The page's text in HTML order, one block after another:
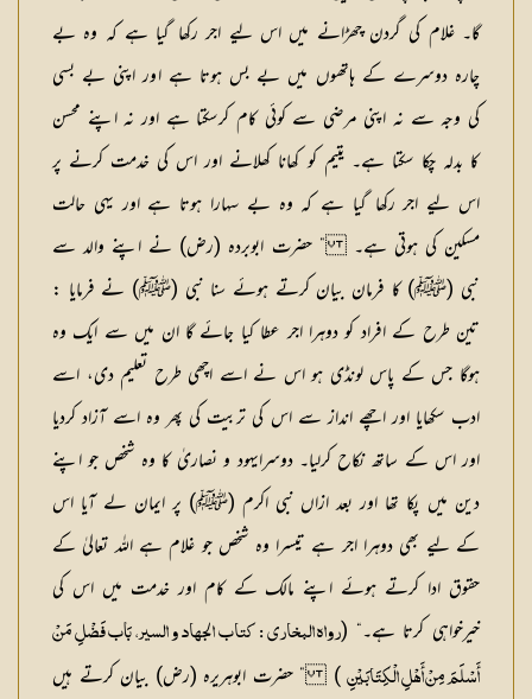
گا۔ غلام کی گردن چھڑانے میں اس لیے اجر رکھا گیا ہے کہ وہ بے
چارہ دوسرے کے ہاتھوں میں بے بس ہوتا ہے اور اپنی بے بسی
کی وجہ سے نہ اپنی مرضی سے کوئی کام کرسکتا ہے اور نہ اپنے محسن
کا بدلہ چکا سکتا ہے۔ یتیم کو کھانا کھلانے اور اس کی خدمت کرنے پر
اس لیے اجر رکھا گیا ہے کہ وہ بے سہارا ہوتا ہے اور یہی حالت
مسکین کی ہوتی ہے۔ ” حضرت ابوبردہ (رض) نے اپنے والد سے
نبی (ﷺ) کا فرمان بیان کرتے ہوئے سنا نبی (ﷺ) نے فرمایا :
تین طرح کے افراد کو دوہرا اجر عطا کیا جائے گا ان میں سے ایک وہ
ہوگا جس کے پاس لونڈی ہو اس نے اسے اچھی طرح تعلیم دی، اسے
ادب سکھایا اور اچھے انداز سے اس کی تربیت کی پھر وہ اسے آزاد کردیا
اور اس کے ساتھ نکاح کرلیا۔ دوسرایہود و نصاریٰ کا وہ شخص جو اپنے
دین میں پکا تھا اور بعد ازاں نبی اکرم (ﷺ) پر ایمان لے آیا اس
کے لیے بھی دوہرا اجر ہے تیسرا وہ شخص جو غلام ہے اللہ تعالیٰ کے
حقوق ادا کرتے ہوئے اپنے مالک کے کام اور خدمت میں اس کی
خیرخواہی کرتا ہے۔“ (رواہ البخاری : کتاب الجھاد و السیر، بَاب فَضْلِ مَنْ
أَسْلَمَ مِنْ أَہْلِ الْکِتَابَیْنِ) ” حضرت ابوہریرہ (رض) بیان کرتے ہیں